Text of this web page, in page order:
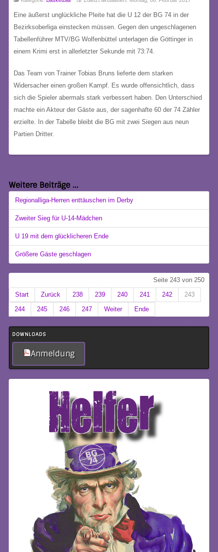
DOWNLOADS
Anmeldung
Eine äußerst unglückliche Pleite hat die U 12 der BG 74 in der
Bezirksoberliga einstecken müssen. Gegen den ungeschlagenen
Tabellenführer MTV/BG Wolfenbüttel unterlagen die Göttinger in
einem Krimi erst in allerletzter Sekunde mit 73:74.
Das Team von Trainer Tobias Bruns lieferte dem starken
Widersacher einen großen Kampf. Es wurde offensichtlich, dass
sich die Spieler abermals stark verbessert haben. Den Unterschied
machte ein Akteur der Gäste aus, der sagenhafte 60 der 74 Zähler
erzielte. In der Tabelle bleibt die BG mit zwei Siegen aus neun
Partien Dritter.
Weitere Beiträge ...
Regionalliga-Herren enttäuschen im Derby
Zweiter Sieg für U-14-Mädchen
U 19 mit dem glücklicheren Ende
Größere Gäste geschlagen
Seite 243 von 250
Start
Zurück 238 239 240 241 242
243
244
245 246 247 Weiter Ende